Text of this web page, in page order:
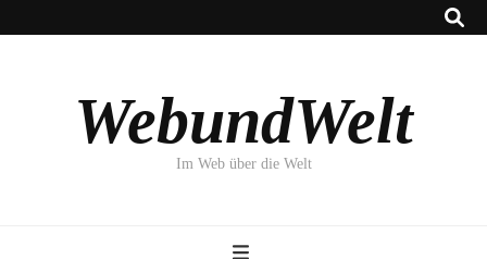
WebundWelt
Im Web über die Welt